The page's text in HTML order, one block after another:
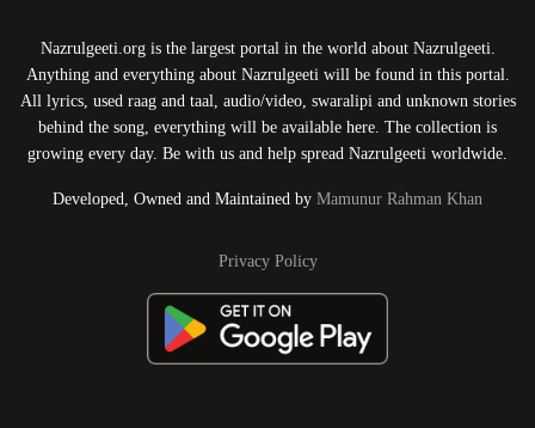
Nazrulgeeti.org is the largest portal in the world about Nazrulgeeti.
Anything and everything about Nazrulgeeti will be found in this portal.
All lyrics, used raag and taal, audio/video, swaralipi and unknown stories
behind the song, everything will be available here. The collection is
growing every day. Be with us and help spread Nazrulgeeti worldwide.
Developed, Owned and Maintained by Mamunur Rahman Khan
Privacy Policy